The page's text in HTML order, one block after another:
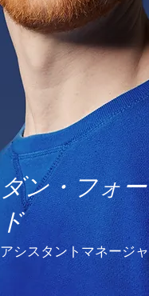
ダン・フォー
ド
アシスタントマネージ